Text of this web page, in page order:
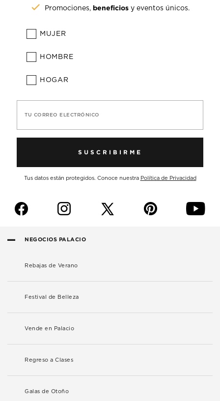
Promociones, beneficios y eventos únicos.
MUJER
HOMBRE
HOGAR
TU CORREO ELECTRÓNICO
SUSCRIBIRME
Tus datos están protegidos. Conoce nuestra Política de Privacidad
f i p y
NEGOCIOS PALACIO
Rebajas de Verano
Festival de Belleza
Vende en Palacio
Regreso a Clases
Galas de Otoño